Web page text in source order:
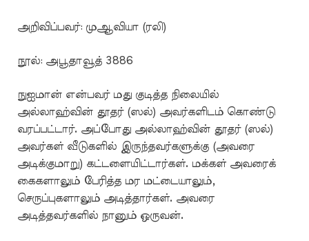
அறிவிப்பவர்: முஆவியா (ரலி)
நூல்: அபூதாவூத் 3886
நுஐமான் என்பவர் மது குடித்த நிலையில்
அல்லாஹ்வின் தூதர் (ஸல்) அவர்களிடம் கொண்டு
வரப்பட்டார். அப்போது அல்லாஹ்வின் தூதர் (ஸல்)
அவர்கள் வீடுகளில் இருந்தவர்களுக்கு (அவரை
அடிக்குமாறு) கட்டளையிட்டார்கள். மக்கள் அவரைக்
கைகளாலும் பேரித்த மர மட்டையாலும்,
செருப்புகளாலும் அடித்தார்கள். அவரை
அடித்தவர்களில் நானும் ஒருவன்.